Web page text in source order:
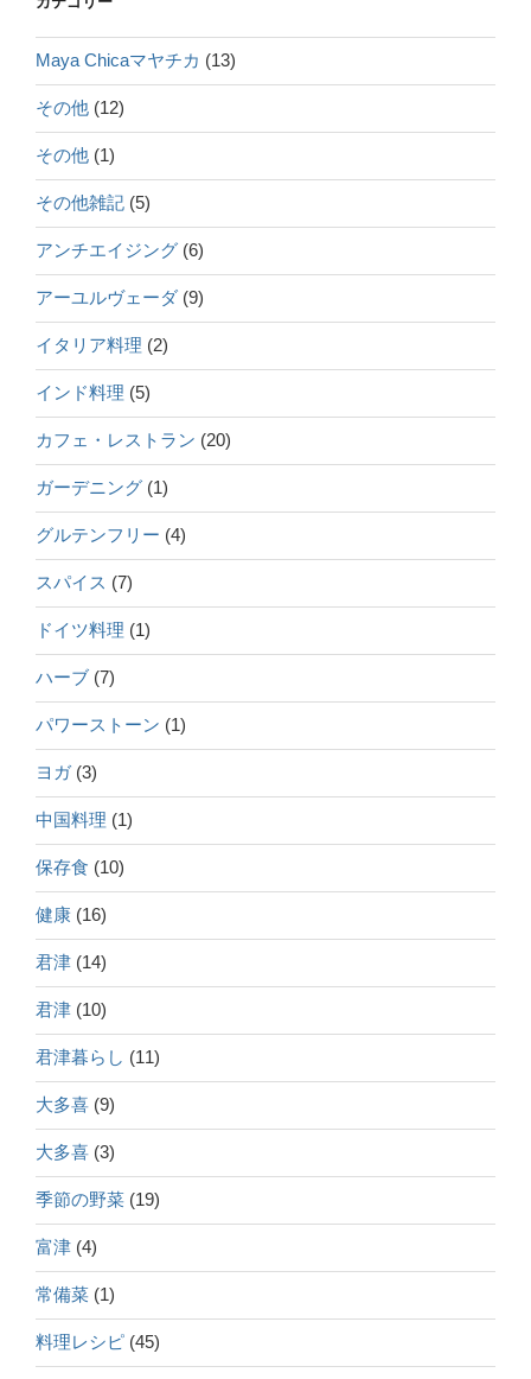
Maya Chicaマヤチカ (13)
その他 (12)
その他 (1)
その他雑記 (5)
アンチエイジング (6)
アーユルヴェーダ (9)
イタリア料理 (2)
インド料理 (5)
カフェ・レストラン (20)
ガーデニング (1)
グルテンフリー (4)
スパイス (7)
ドイツ料理 (1)
ハーブ (7)
パワーストーン (1)
ヨガ (3)
中国料理 (1)
保存食 (10)
健康 (16)
君津 (14)
君津 (10)
君津暮らし (11)
大多喜 (9)
大多喜 (3)
季節の野菜 (19)
富津 (4)
常備菜 (1)
料理レシピ (45)